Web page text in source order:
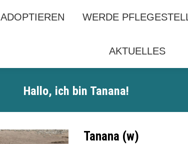
ADOPTIEREN WERDE
AKTUELLES
Hallo, ich bin Tanana!
Tanana (w)
ADOPTIEREN WERDE
AKTUELLES